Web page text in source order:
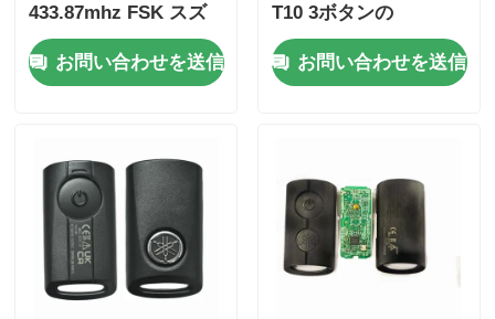
433.87mhz FSK スズ
キジムニー 2005-2017
チップなし 37182-A7
のみ制御卸売 MOQ 50
お問い合わせを送信
T10 3ボタンの
FSK433.92MHz ID47チ
ップリモコンカーキー
お問い合わせを送信